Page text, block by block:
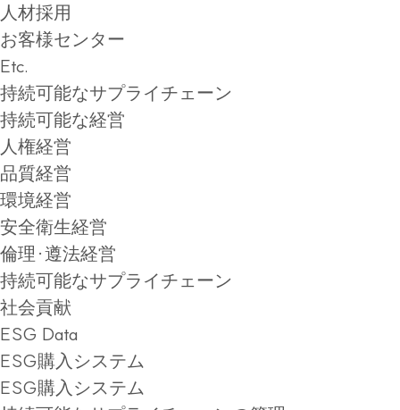
人材採用
お客様センター
Etc.
持続可能なサプライチェーン
持続可能な経営
人権経営
品質経営
環境経営
安全衛生経営
倫理·遵法経営
持続可能なサプライチェーン
社会貢献
ESG Data
ESG購入システム
ESG購入システム